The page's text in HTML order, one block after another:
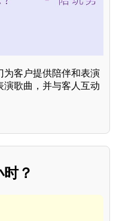
为客户提供陪伴和表演
演歌曲，并与客人互动
？